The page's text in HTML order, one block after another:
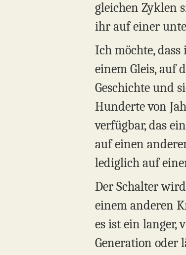
gleichen Zyklen
ihr auf einer
Ich möchte,
einem Gleis, auf
Geschichte und
Hunderte von
verfügbar, das
auf einen
lediglich auf
Der Schalter
einem anderen
es ist ein langer,
Generation oder